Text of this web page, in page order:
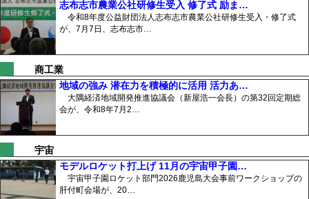
志布志市農業公社研修生受入 修了式 励ま…
令和8年度公益財団法人志布志市農業公社研修生受入・修了式
が、7月7日、志布志市…
商工業
地域の強み 潜在力を積極的に活用 活力あ…
大隅経済地域開発推進協議会（新屋浩一会長）の第32回定期総
会が、令和8年7月2…
宇宙
モデルロケット打上げ 11月の宇宙甲子園…
宇宙甲子園ロケット部門2026鹿児島大会事前ワークショップの
肝付町会場が、20…